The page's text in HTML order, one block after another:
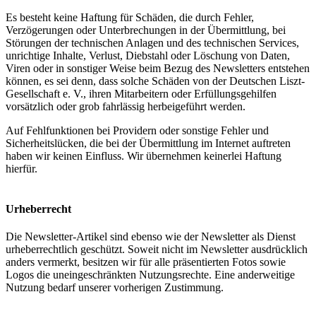
Es besteht keine Haftung für Schäden, die durch Fehler,
Verzögerungen oder Unterbrechungen in der Übermittlung, bei
Störungen der technischen Anlagen und des technischen Services,
unrichtige Inhalte, Verlust, Diebstahl oder Löschung von Daten,
Viren oder in sonstiger Weise beim Bezug des Newsletters entstehen
können, es sei denn, dass solche Schäden von der Deutschen Liszt-
Gesellschaft e. V., ihren Mitarbeitern oder Erfüllungsgehilfen
vorsätzlich oder grob fahrlässig herbeigeführt werden.
Auf Fehlfunktionen bei Providern oder sonstige Fehler und
Sicherheitslücken, die bei der Übermittlung im Internet auftreten
haben wir keinen Einfluss. Wir übernehmen keinerlei Haftung
hierfür.
Urheberrecht
Die Newsletter-Artikel sind ebenso wie der Newsletter als Dienst
urheberrechtlich geschützt. Soweit nicht im Newsletter ausdrücklich
anders vermerkt, besitzen wir für alle präsentierten Fotos sowie
Logos die uneingeschränkten Nutzungsrechte. Eine anderweitige
Nutzung bedarf unserer vorherigen Zustimmung.